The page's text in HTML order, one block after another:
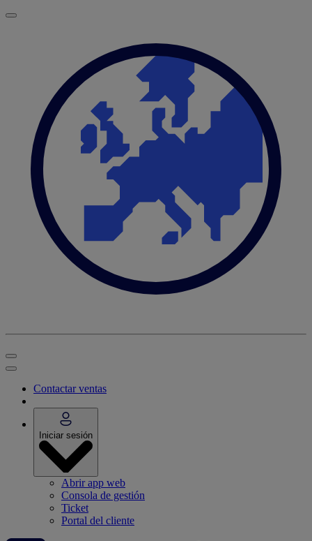
Contactar ventas
Iniciar sesión
Abrir app web
Consola de gestión
Ticket
Portal del cliente